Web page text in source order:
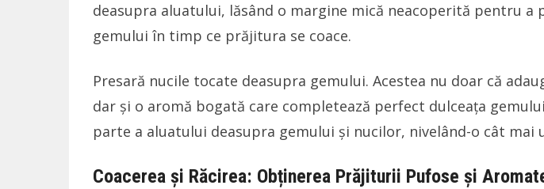
deasupra aluatului, lăsând o margine mică neacoperită pentru a
gemului în timp ce prăjitura se coace.
Presară nucile tocate deasupra gemului. Acestea nu doar că
dar și o aromă bogată care completează perfect dulceața
parte a aluatului deasupra gemului și nucilor, nivelând-o cât mai
Coacerea și Răcirea: Obținerea Prăjiturii Pufose și